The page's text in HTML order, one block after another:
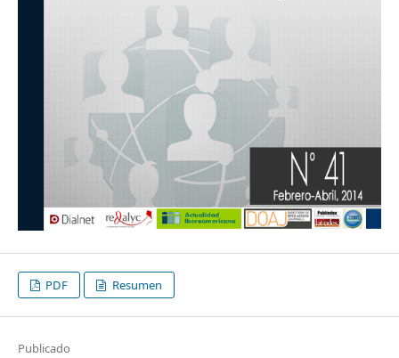
PDF Resumen
Publicado